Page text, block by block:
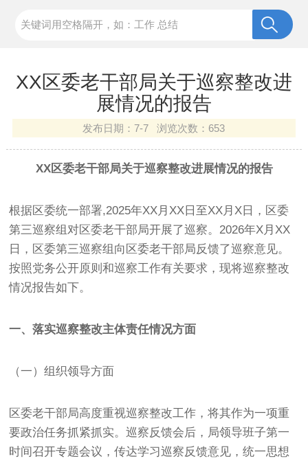
XX区委老干部局关于巡察整改进
展情况的报告
发布日期：7-7 浏览次数： 653
XX区委老干部局关于巡察整改进展情况的报告
根据区委统一部署,2025年XX月XX日至XX月X日，区委
第三巡察组对区委老干部局开展了巡察。2026年X月XX
日，区委第三巡察组向区委老干部局反馈了巡察意见。
按照党务公开原则和巡察工作有关要求，现将巡察整改
情况报告如下。
一、落实巡察整改主体责任情况方面
（一）组织领导方面
区委老干部局高度重视巡察整改工作，将其作为一项重
要政治任务抓紧抓实。巡察反馈会后，局领导班子第一
时间召开专题会议，传达学习巡察反馈意见，统一思想